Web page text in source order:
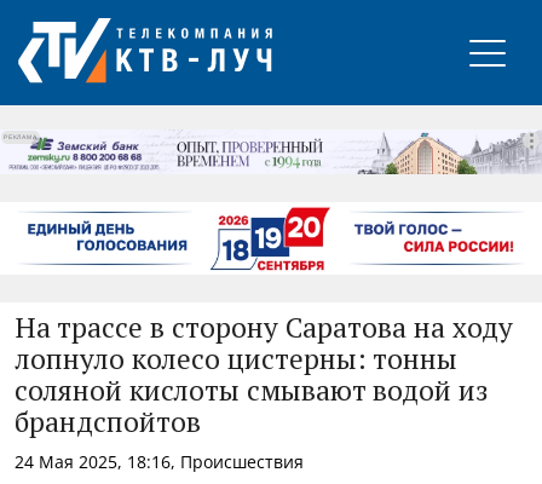
РЕКЛАМА
На трассе в сторону Саратова на ходу
лопнуло колесо цистерны: тонны
соляной кислоты смывают водой из
брандспойтов
24 Мая 2025, 18:16, Происшествия